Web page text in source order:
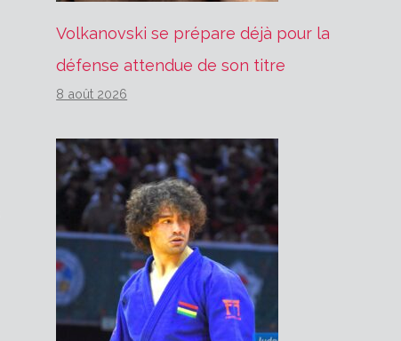
Volkanovski se prépare déjà pour la
défense attendue de son titre
8 août 2026